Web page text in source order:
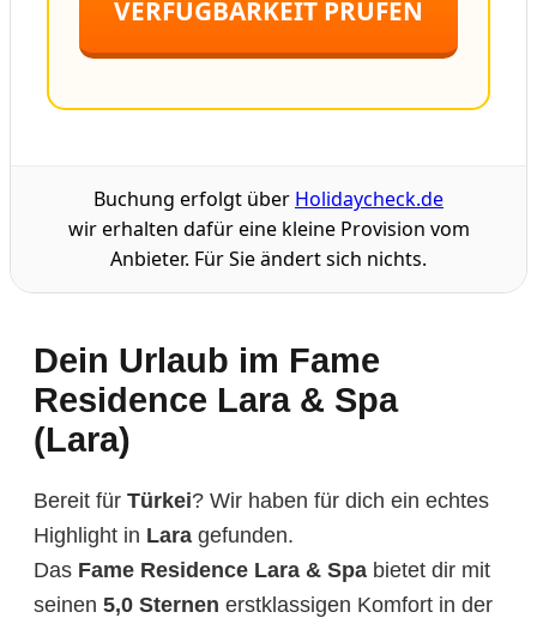
VERFÜGBARKEIT PRÜFEN
Buchung erfolgt über Holidaycheck.de
wir erhalten dafür eine kleine Provision vom
Anbieter. Für Sie ändert sich nichts.
Dein Urlaub im Fame
Residence Lara & Spa
(Lara)
Bereit für Türkei? Wir haben für dich ein echtes
Highlight in Lara gefunden.
Das Fame Residence Lara & Spa bietet dir mit
seinen 5,0 Sternen erstklassigen Komfort in der